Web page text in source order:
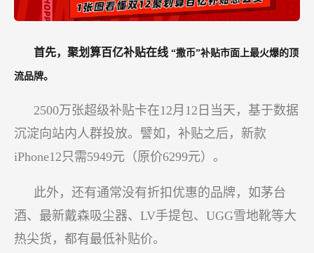
首先，聚划算百亿补贴在线 “撒币”补贴市面上最火爆的顶
流品牌。
2500万张超级补贴卡在12月12日当天，基于数据
沉淀向站内人群投放。譬如，补贴之后，新款
iPhone12只需5949元（原价6299元）。
此外，还有通常没有折扣优惠的品牌，如茅台
酒、最新戴森吸尘器、LV手提包、UGG雪地靴等大
热尖货，都有最低补贴价。